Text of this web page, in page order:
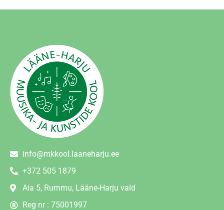
info@mkkool.laaneharju.ee
+372 505 1879
Aia 5, Rummu, Lääne-Harju vald
Reg nr : 75001997